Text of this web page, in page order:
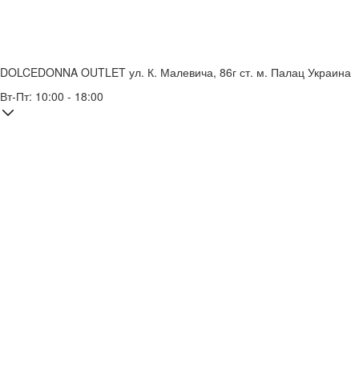
DOLCEDONNA OUTLET ул. К. Малевича, 86г ст. м. Палац Украина
Вт-Пт: 10:00 - 18:00